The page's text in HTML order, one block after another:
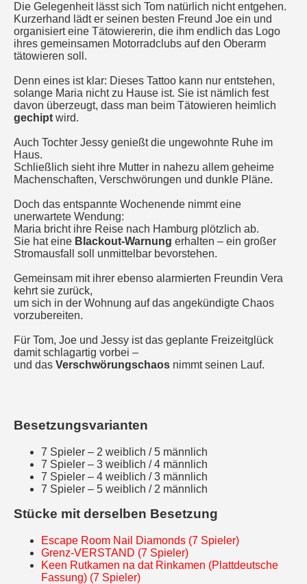
Die Gelegenheit lässt sich Tom natürlich nicht entgehen.
Kurzerhand lädt er seinen besten Freund Joe ein und
organisiert eine Tätowiererin, die ihm endlich das Logo
ihres gemeinsamen Motorradclubs auf den Oberarm
tätowieren soll.
Denn eines ist klar: Dieses Tattoo kann nur entstehen,
solange Maria nicht zu Hause ist. Sie ist nämlich fest
davon überzeugt, dass man beim Tätowieren heimlich
gechipt wird.
Auch Tochter Jessy genießt die ungewohnte Ruhe im
Haus.
Schließlich sieht ihre Mutter in nahezu allem geheime
Machenschaften, Verschwörungen und dunkle Pläne.
Doch das entspannte Wochenende nimmt eine
unerwartete Wendung:
Maria bricht ihre Reise nach Hamburg plötzlich ab.
Sie hat eine Blackout-Warnung erhalten – ein großer
Stromausfall soll unmittelbar bevorstehen.
Gemeinsam mit ihrer ebenso alarmierten Freundin Vera
kehrt sie zurück,
um sich in der Wohnung auf das angekündigte Chaos
vorzubereiten.
Für Tom, Joe und Jessy ist das geplante Freizeitglück
damit schlagartig vorbei –
und das Verschwörungschaos nimmt seinen Lauf.
Besetzungsvarianten
7 Spieler – 2 weiblich / 5 männlich
7 Spieler – 3 weiblich / 4 männlich
7 Spieler – 4 weiblich / 3 männlich
7 Spieler – 5 weiblich / 2 männlich
Stücke mit derselben Besetzung
Escape Room Nail Diamonds (7 Spieler)
Grenz-VERSTAND (7 Spieler)
Keen Rutkamen na dat Rinkamen (Plattdeutsche
Fassung) (7 Spieler)